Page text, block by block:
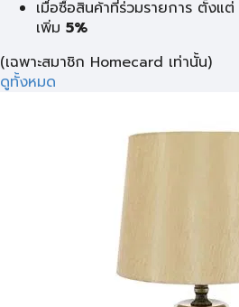
เมื่อซื้อสินค้าที่ร่วมรายการ ตั้งแต่
เพิ่ม 5%
(เฉพาะสมาชิก Homecard เท่านั้น)
ดูทั้งหมด